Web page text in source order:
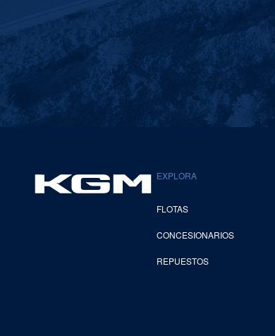
EXPLORA
FLOTAS
CONCESIONARIOS
REPUESTOS